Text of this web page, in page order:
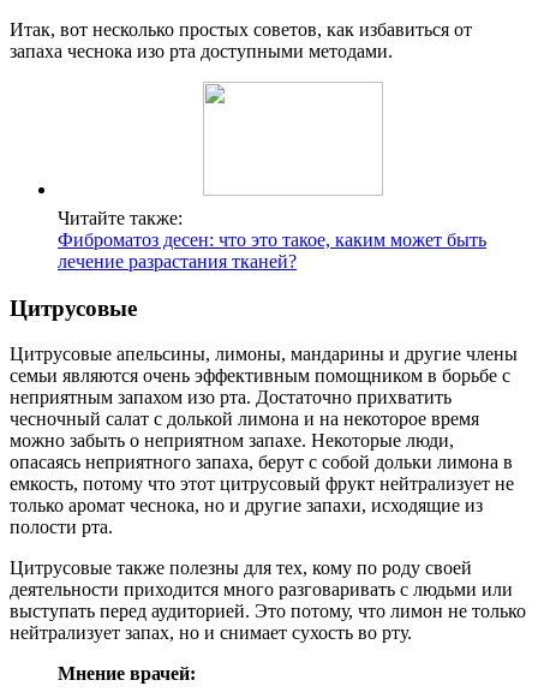
Итак, вот несколько простых советов, как избавиться от
запаха чеснока изо рта доступными методами.
Читайте также:
Фиброматоз десен: что это такое, каким может быть
лечение разрастания тканей?
Цитрусовые
Цитрусовые апельсины, лимоны, мандарины и другие члены
семьи являются очень эффективным помощником в борьбе с
неприятным запахом изо рта. Достаточно прихватить
чесночный салат с долькой лимона и на некоторое время
можно забыть о неприятном запахе. Некоторые люди,
опасаясь неприятного запаха, берут с собой дольки лимона в
емкость, потому что этот цитрусовый фрукт нейтрализует не
только аромат чеснока, но и другие запахи, исходящие из
полости рта.
Цитрусовые также полезны для тех, кому по роду своей
деятельности приходится много разговаривать с людьми или
выступать перед аудиторией. Это потому, что лимон не только
нейтрализует запах, но и снимает сухость во рту.
Мнение врачей: